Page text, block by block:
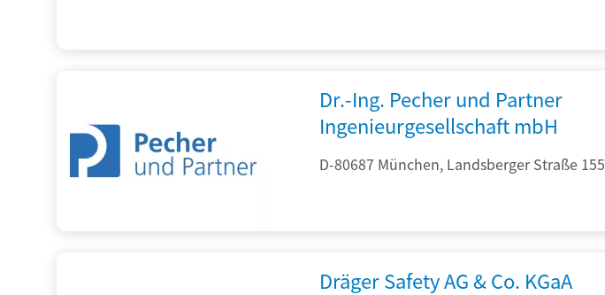
Dr.-Ing. Pecher und Partner
Ingenieurgesellschaft mbH
D-80687 München, Landsberger Straße 155
Dräger Safety AG & Co. KGaA